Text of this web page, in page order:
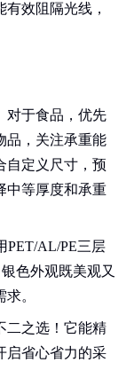
效阻隔光线，
对于食品，优先
品，关注承重能
自定义尺寸，预
中等厚度和承重
PET/AL/PE三层
色外观既美观又
。
二之选！它能精
启省心省力的采